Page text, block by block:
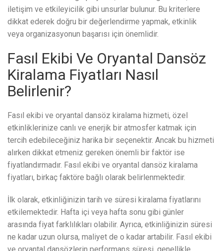
iletişim ve etkileyicilik gibi unsurlar bulunur. Bu kriterlere
dikkat ederek doğru bir değerlendirme yapmak, etkinlik
veya organizasyonun başarısı için önemlidir.
Fasıl Ekibi Ve Oryantal Dansöz
Kiralama Fiyatları Nasıl
Belirlenir?
Fasıl ekibi ve oryantal dansöz kiralama hizmeti, özel
etkinliklerinize canlı ve enerjik bir atmosfer katmak için
tercih edebileceğiniz harika bir seçenektir. Ancak bu hizmeti
alırken dikkat etmeniz gereken önemli bir faktör ise
fiyatlandırmadır. Fasıl ekibi ve oryantal dansöz kiralama
fiyatları, birkaç faktöre bağlı olarak belirlenmektedir.
İlk olarak, etkinliğinizin tarih ve süresi kiralama fiyatlarını
etkilemektedir. Hafta içi veya hafta sonu gibi günler
arasında fiyat farklılıkları olabilir. Ayrıca, etkinliğinizin süresi
ne kadar uzun olursa, maliyet de o kadar artabilir. Fasıl ekibi